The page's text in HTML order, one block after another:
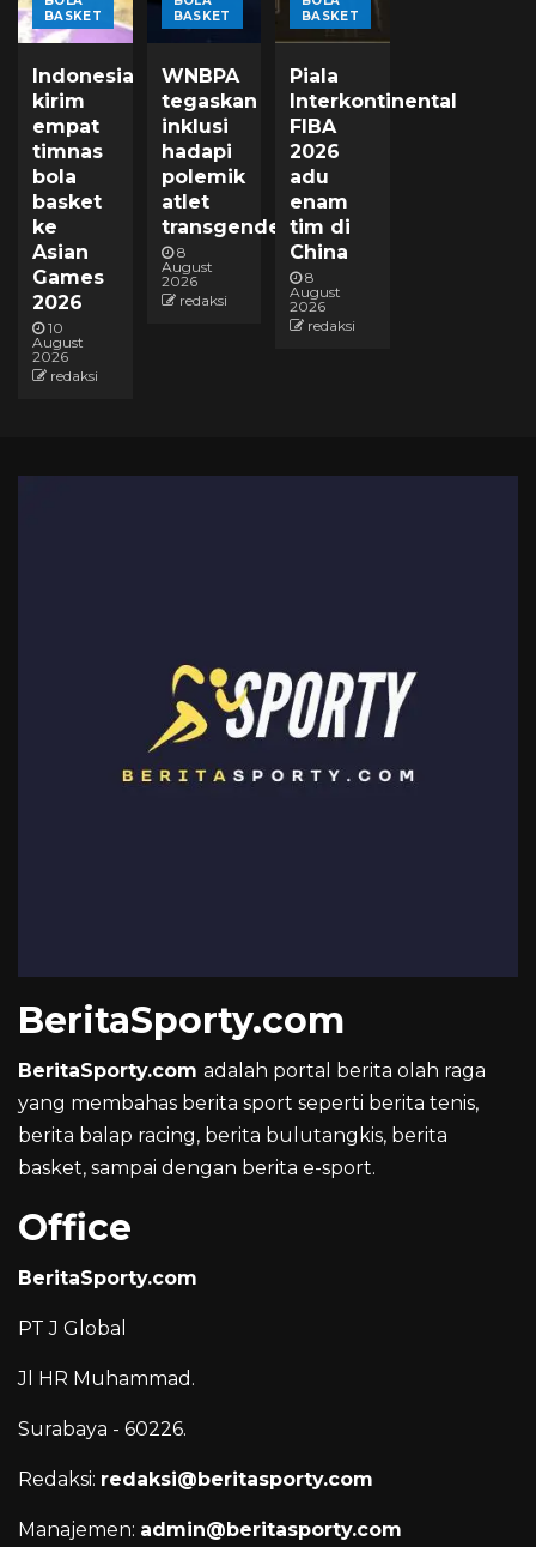
BASKET
Indonesia
kirim
empat
timnas
bola
basket
ke
Asian
Games
2026
10
August
2026
redaksi
BASKET
WNBPA
tegaskan
inklusi
hadapi
polemik
atlet
transgender
8
August
2026
redaksi
BASKET
Piala
Interkontinental
FIBA
2026
adu
enam
tim di
China
8
August
2026
redaksi
BeritaSporty.com
BeritaSporty.com adalah portal berita olah raga
yang membahas berita sport seperti berita tenis,
berita balap racing, berita bulutangkis, berita
basket, sampai dengan berita e-sport.
Office
BeritaSporty.com
PT J Global
Jl HR Muhammad.
Surabaya - 60226.
Redaksi: redaksi@beritasporty.com
Manajemen: admin@beritasporty.com